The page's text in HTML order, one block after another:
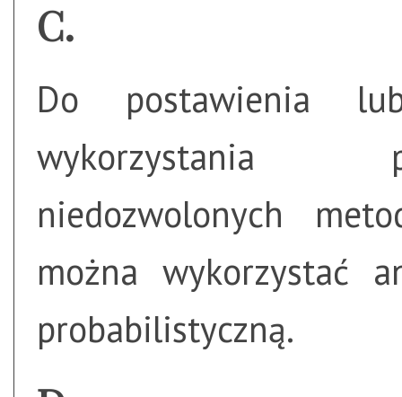
Do postawienia
wykorzystania
niedozwolonych
można wykorzystać
probabilistyczną.